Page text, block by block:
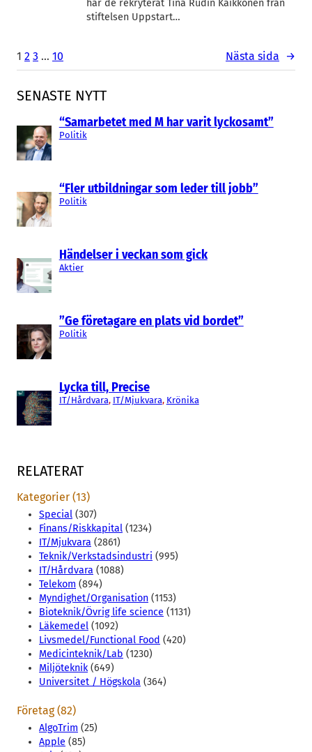
SENASTE NYTT
“Samarbetet med M har varit lyckosamt”
Politik
“Fler utbildningar som leder till jobb”
Politik
Händelser i veckan som gick
Aktier
”Ge företagare en plats vid bordet”
Politik
Lycka till, Precise
IT/Hårdvara, IT/Mjukvara, Krönika
har de rekryterat Tina Rudin Kaikkonen från
stiftelsen Uppstart…
1 2 3 … 10 Nästa sida →
RELATERAT
Kategorier (13)
Special (307)
Finans/Riskkapital (1234)
IT/Mjukvara (2861)
Teknik/Verkstadsindustri (995)
IT/Hårdvara (1088)
Telekom (894)
Myndighet/Organisation (1153)
Bioteknik/Övrig life science (1131)
Läkemedel (1092)
Livsmedel/Functional Food (420)
Medicinteknik/Lab (1230)
Miljöteknik(649)
Universitet / Högskola (364)
Företag (82)
AlgoTrim (25)
Apple (85)